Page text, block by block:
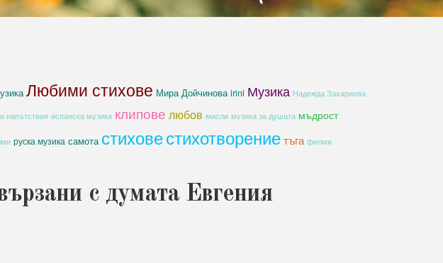
Любими стихове Мира Дойчинова irini Музика Надежда Захариева
напътствия испанска музика клипове любов мисли музика за душата мъдрост
руска музика самота стиховестихотворениетъга филми
с думата Евгения